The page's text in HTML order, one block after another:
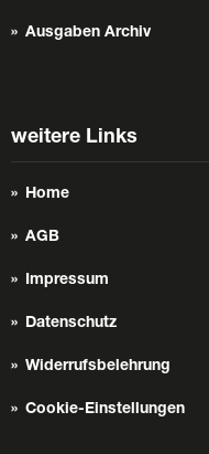
Ausgaben Archiv
weitere Links
Home
AGB
Impressum
Datenschutz
Widerrufsbelehrung
Cookie-Einstellungen